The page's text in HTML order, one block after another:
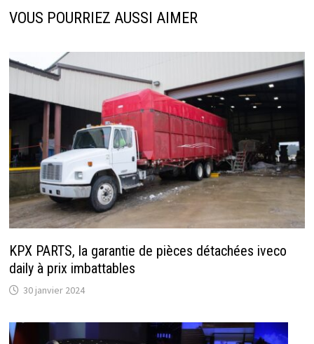
VOUS POURRIEZ AUSSI AIMER
KPX PARTS, la garantie de pièces détachées iveco
daily à prix imbattables
30 janvier 2024